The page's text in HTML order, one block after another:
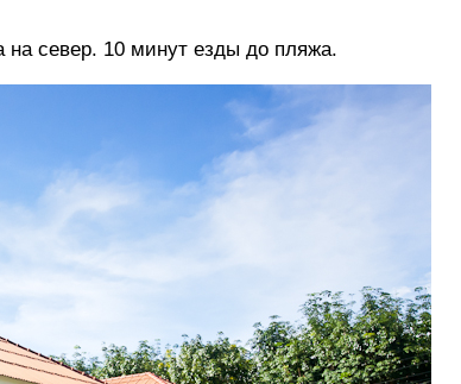
на север. 10 минут езды до пляжа.